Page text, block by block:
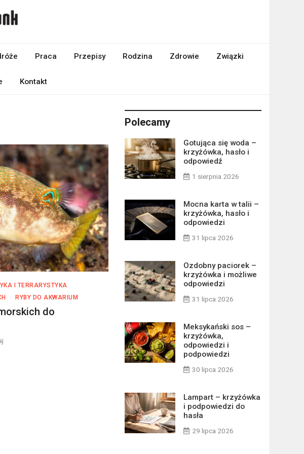
Praca Przepisy Rodzina Zdrowie Związki
Kontakt
I TERRARYSTYKA
RYBY DO AKWARIUM
do
Polecamy
Gotująca się woda –
krzyżówka, hasło i
odpowiedź
1 sierpnia 2026
Mocna karta w talii –
krzyżówka, hasło i
odpowiedzi
31 lipca 2026
Ozdobny paciorek –
krzyżówka i możliwe
odpowiedzi
31 lipca 2026
Meksykański sos –
krzyżówka,
odpowiedzi i
podpowiedzi
30 lipca 2026
Lampart – krzyżówka
i podpowiedzi do
hasła
29 lipca 2026